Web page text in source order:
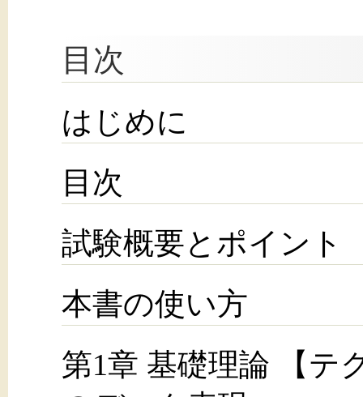
目次
はじめに
目次
試験概要とポイント
本書の使い方
第1章 基礎理論 【テ